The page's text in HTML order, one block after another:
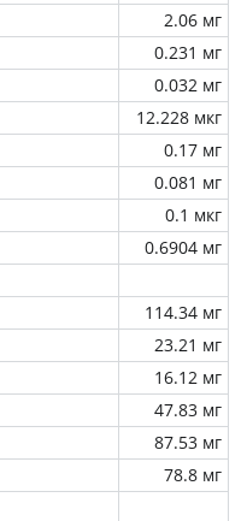
2.06 мг
0.231 мг
0.032 мг
12.228 мкг
0.17 мг
0.081 мг
0.1 мкг
0.6904 мг
114.34 мг
23.21 мг
16.12 мг
47.83 мг
87.53 мг
78.8 мг